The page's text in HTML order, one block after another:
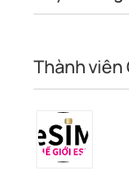
Thành viên